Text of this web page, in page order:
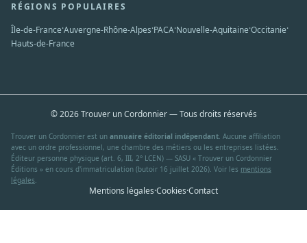
RÉGIONS POPULAIRES
Île-de-France·Auvergne-Rhône-Alpes·PACA·Nouvelle-Aquitaine·Occitanie·
Hauts-de-France
© 2026 Trouver un Cordonnier — Tous droits réservés
Trouver un Cordonnier est un annuaire éditorial indépendant. Aucune affiliation
avec un ordre professionnel, une chambre des métiers ou les entreprises listées.
Éditeur personne physique (art. 6, III, 2° LCEN) — SASU « Trouver un Cordonnier
Éditions » en cours d'immatriculation (butoir 16 juillet 2026). Voir les mentions
légales.
Mentions légales·Cookies·Contact